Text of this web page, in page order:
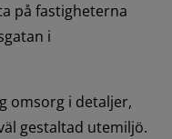
på fastigheterna
i
omsorg i detaljer,
gestaltad utemiljö.